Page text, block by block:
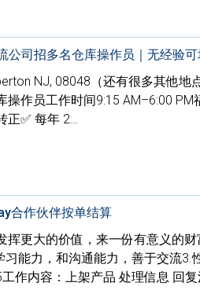
公司招多名仓库操作员｜无经验
NJ, 08048（还有很多其他
操作员工作时间9:15 AM–6:00 PM
正✅ 每年 2…
合作伙伴按单结算
挥更大的价值，来一份有意义的
习能力，和沟通能力，善于交流
作内容：上架产品 处理信息 回